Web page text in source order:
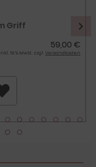
Griff
59,00 €
inkl. 19 % MwSt. zzgl. Versandkosten